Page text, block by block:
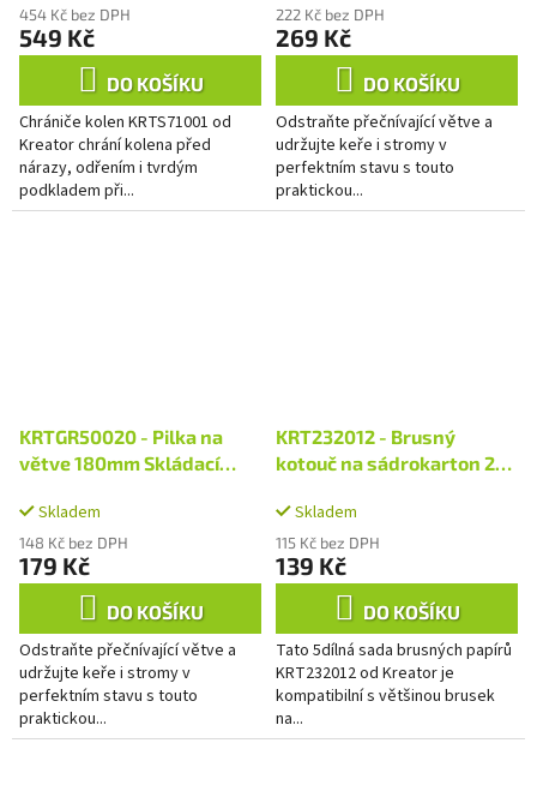
454 Kč bez DPH
549 Kč
DO KOŠÍKU
Chrániče kolen KRTS71001 od
Kreator chrání kolena před
nárazy, odřením i tvrdým
podkladem při...
222 Kč bez DPH
269 Kč
DO KOŠÍKU
Odstraňte přečnívající větve a
udržujte keře i stromy v
perfektním stavu s touto
praktickou...
KRTGR50020 - Pilka na
větve 180mm Skládací
Skladem
148 Kč bez DPH
179 Kč
DO KOŠÍKU
Odstraňte přečnívající větve a
udržujte keře i stromy v
perfektním stavu s touto
praktickou...
KRT232012 - Brusný
kotouč na sádrokarton 225
Skladem
115 Kč bez DPH
139 Kč
DO KOŠÍKU
Tato 5dílná sada brusných papírů
KRT232012 od Kreator je
kompatibilní s většinou brusek
na...